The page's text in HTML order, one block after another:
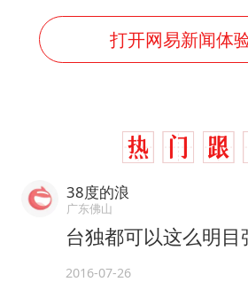
打开网易新闻体
38度的浪
广东佛山
台独都可以这么明目
2016-07-26